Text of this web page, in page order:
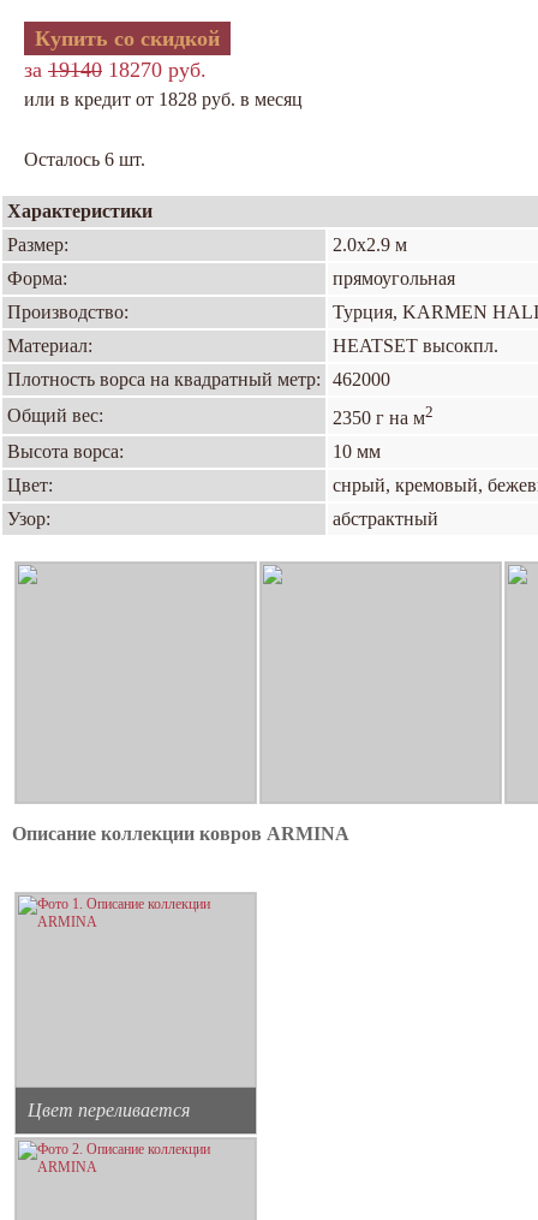
Купить со скидкой
за 19140 18270 руб.
или в кредит от 1828 руб. в месяц
Осталось 6 шт.
Характеристики
Размер:
2.0х2.9 м
Форма:
прямоугольная
Производство:
Турция, KARMEN HALI
Материал:
HEATSET высокпл.
Плотность ворса на квадратный метр:
462000
Общий вес:
2350 г на м2
Высота ворса:
10 мм
Цвет:
снрый, кремовый,
Узор:
абстрактный
Описание коллекции ковров ARMINA
Цвет переливается